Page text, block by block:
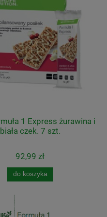
1 Express żurawina i
biała czek. 7 szt.
92,99 zł
do koszyka